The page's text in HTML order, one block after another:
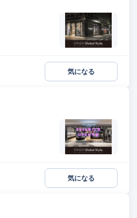
気になる
気になる